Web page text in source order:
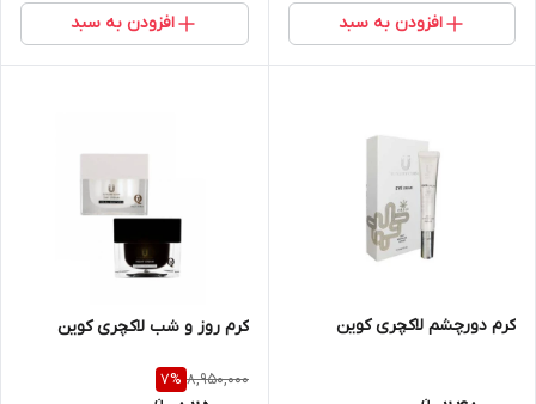
افزودن به سبد افزودن به سبد
کرم دورچشم لاکچری کوین کرم روز و شب لاکچری کوین
8,950,000
7%